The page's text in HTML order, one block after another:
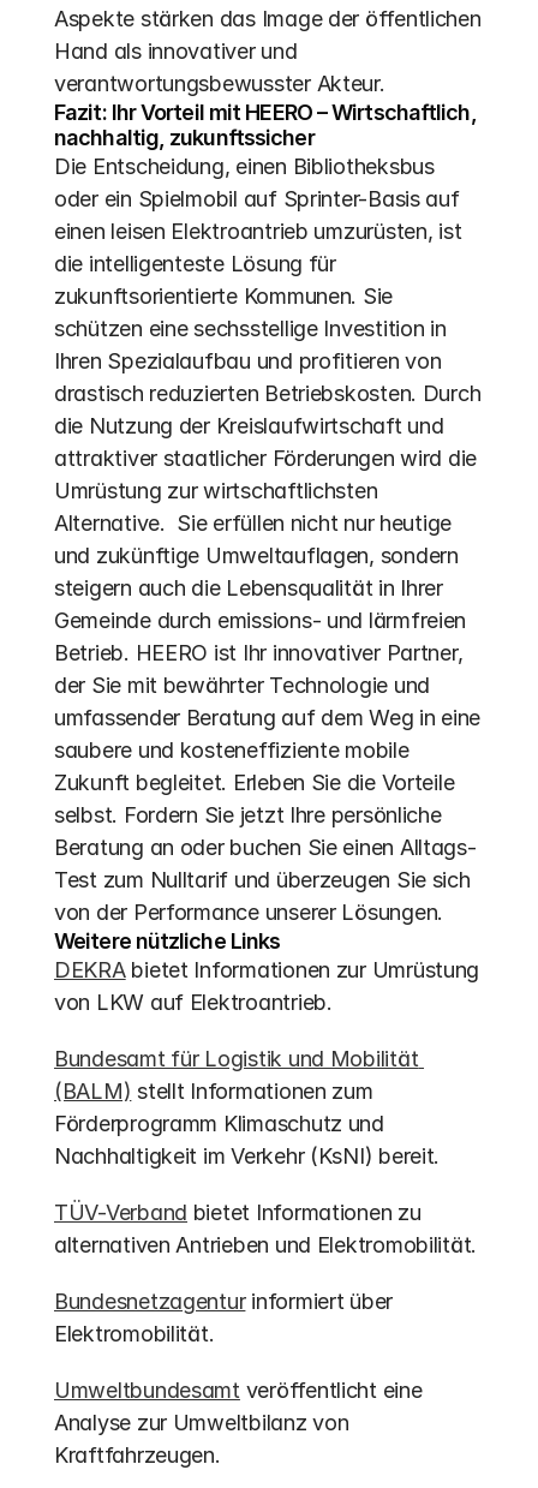
Aspekte stärken das Image der öffentlichen
Hand als innovativer und
verantwortungsbewusster Akteur.
Fazit: Ihr Vorteil mit HEERO – Wirtschaftlich,
nachhaltig, zukunftssicher
Die Entscheidung, einen Bibliotheksbus
oder ein Spielmobil auf Sprinter-Basis auf
einen leisen Elektroantrieb umzurüsten, ist
die intelligenteste Lösung für
zukunftsorientierte Kommunen. Sie
schützen eine sechsstellige Investition in
Ihren Spezialaufbau und profitieren von
drastisch reduzierten Betriebskosten. Durch
die Nutzung der Kreislaufwirtschaft und
attraktiver staatlicher Förderungen wird die
Umrüstung zur wirtschaftlichsten
Alternative.  Sie erfüllen nicht nur heutige
und zukünftige Umweltauflagen, sondern
steigern auch die Lebensqualität in Ihrer
Gemeinde durch emissions- und lärmfreien
Betrieb. HEERO ist Ihr innovativer Partner,
der Sie mit bewährter Technologie und
umfassender Beratung auf dem Weg in eine
saubere und kosteneffiziente mobile
Zukunft begleitet. Erleben Sie die Vorteile
selbst. Fordern Sie jetzt Ihre persönliche
Beratung an oder buchen Sie einen Alltags-
Test zum Nulltarif und überzeugen Sie sich
von der Performance unserer Lösungen.
Weitere nützliche Links
DEKRA bietet Informationen zur Umrüstung
von LKW auf Elektroantrieb.
Bundesamt für Logistik und Mobilität
(BALM) stellt Informationen zum
Förderprogramm Klimaschutz und
Nachhaltigkeit im Verkehr (KsNI) bereit.
TÜV-Verband bietet Informationen zu
alternativen Antrieben und Elektromobilität.
Bundesnetzagentur informiert über
Elektromobilität.
Umweltbundesamt veröffentlicht eine
Analyse zur Umweltbilanz von
Kraftfahrzeugen.